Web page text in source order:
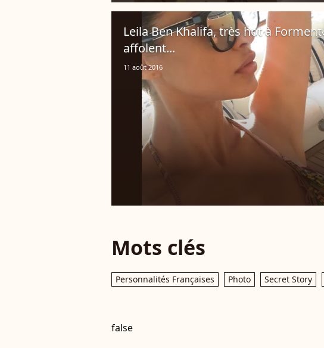
Leila Ben Khalifa, très hot à
affolent...
11 août 2016
Mots clés
Personnalités Françaises Photo Secret Story
false